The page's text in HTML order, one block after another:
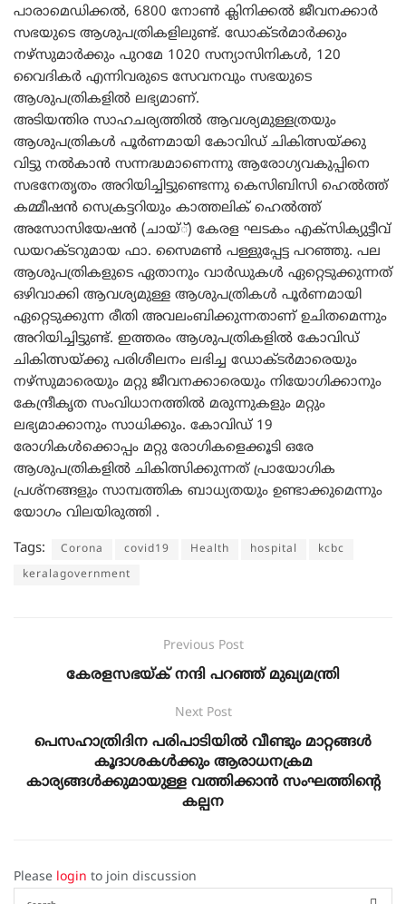
പാരാമെഡിക്കല്‍, 6800 നോണ്‍ ക്ലിനിക്കല്‍ ജീവനക്കാര്‍
സഭയുടെ ആശുപത്രികളിലുണ്ട്. ഡോക്ടര്‍മാര്‍ക്കും
നഴ്‌സുമാര്‍ക്കും പുറമേ 1020 സന്യാസിനികള്‍, 120
വൈദികര്‍ എന്നിവരുടെ സേവനവും സഭയുടെ
ആശുപത്രികളില്‍ ലഭ്യമാണ്.
അടിയന്തിര സാഹചര്യത്തില്‍ ആവശ്യമുള്ളത്രയും
ആശുപത്രികള്‍ പൂര്‍ണമായി കോവിഡ് ചികിത്സയ്ക്കു
വിട്ടു നല്‍കാന്‍ സന്നദ്ധമാണെന്നു ആരോഗ്യവകുപ്പിനെ
സഭനേതൃതം അറിയിച്ചിട്ടുണ്ടെന്നു കെസിബിസി ഹെല്‍ത്ത്
കമ്മീഷന്‍ സെക്രട്ടറിയും കാത്തലിക് ഹെല്‍ത്ത്
അസോസിയേഷന്‍ (ചായ്്) കേരള ഘടകം എക്‌സിക്യുട്ടീവ്
ഡയറക്ടറുമായ ഫാ. സൈമണ്‍ പള്ളുപ്പേട്ട പറഞ്ഞു. പല
ആശുപത്രികളുടെ ഏതാനും വാര്‍ഡുകള്‍ ഏറ്റെടുക്കുന്നത്
ഒഴിവാക്കി ആവശ്യമുള്ള ആശുപത്രികള്‍ പൂര്‍ണമായി
ഏറ്റെടുക്കുന്ന രീതി അവലംബിക്കുന്നതാണ് ഉചിതമെന്നും
അറിയിച്ചിട്ടുണ്ട്. ഇത്തരം ആശുപത്രികളില്‍ കോവിഡ്
ചികിത്സയ്ക്കു പരിശീലനം ലഭിച്ച ഡോക്ടര്‍മാരെയും
നഴ്‌സുമാരെയും മറ്റു ജീവനക്കാരെയും നിയോഗിക്കാനും
കേന്ദ്രീകൃത സംവിധാനത്തില്‍ മരുന്നുകളും മറ്റും
ലഭ്യമാക്കാനും സാധിക്കും. കോവിഡ് 19
രോഗികള്‍ക്കൊപ്പം മറ്റു രോഗികളെക്കൂടി ഒരേ
ആശുപത്രികളില്‍ ചികിത്സിക്കുന്നത് പ്രായോഗിക
പ്രശ്‌നങ്ങളും സാമ്പത്തിക ബാധ്യതയും ഉണ്ടാക്കുമെന്നും
യോഗം വിലയിരുത്തി .
Tags: Corona covid19 Health hospital
kcbc
keralagovernment
Previous Post
കേരളസഭയ്ക് നന്ദി പറഞ്ഞ് മുഖ്യമന്ത്രി
Next Post
പെസഹാത്രിദിന പരിപാടിയില്‍ വീണ്ടും മാറ്റങ്ങള്‍
കൂദാശകള്‍ക്കും ആരാധനക്രമ
കാര്യങ്ങള്‍ക്കുമായുള്ള വത്തിക്കാന്‍ സംഘത്തിന്‍റെ
കല്പന
Please login to join discussion